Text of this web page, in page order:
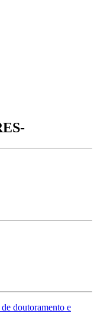
doutoramento e